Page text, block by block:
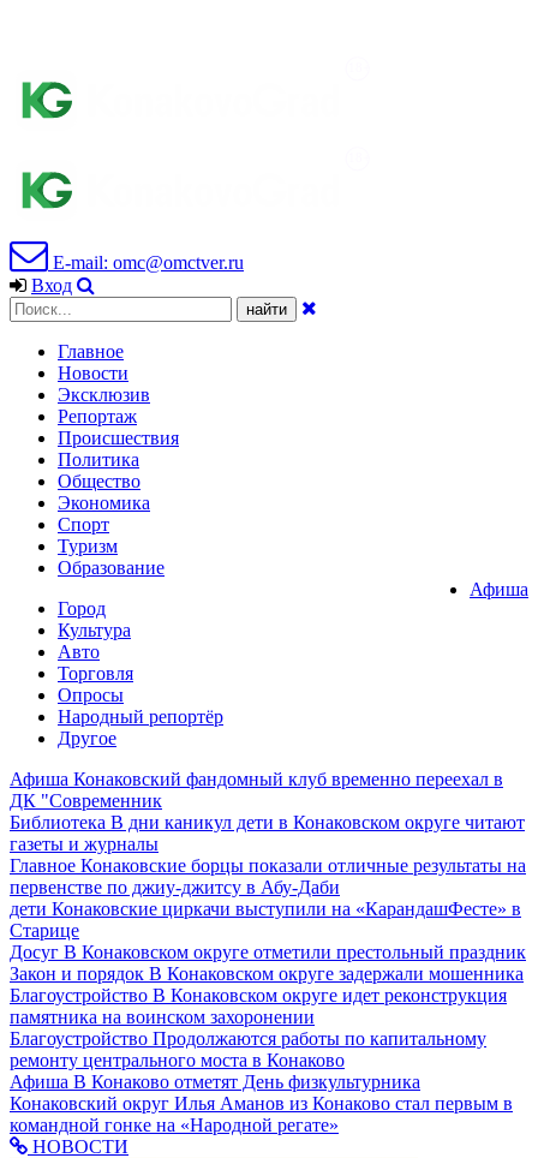
E-mail: omc@omctver.ru
Вход
Главное
Новости
Эксклюзив
Репортаж
Происшествия
Политика
Общество
Экономика
Спорт
Туризм
Образование
Афиша
Город
Культура
Авто
Торговля
Опросы
Народный репортёр
Другое
Афиша Конаковский фандомный клуб временно переехал в
ДК "Современник
Библиотека В дни каникул дети в Конаковском округе читают
газеты и журналы
Главное Конаковские борцы показали отличные результаты на
первенстве по джиу-джитсу в Абу-Даби
дети Конаковские циркачи выступили на «КарандашФесте» в
Старице
Досуг В Конаковском округе отметили престольный праздник
Закон и порядок В Конаковском округе задержали мошенника
Благоустройство В Конаковском округе идет реконструкция
памятника на воинском захоронении
Благоустройство Продолжаются работы по капитальному
ремонту центрального моста в Конаково
Афиша В Конаково отметят День физкультурника
Конаковский округ Илья Аманов из Конаково стал первым в
командной гонке на «Народной регате»
НОВОСТИ